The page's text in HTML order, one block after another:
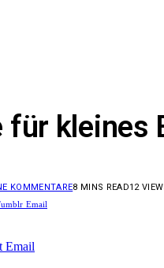
für kleines
KOMMENTARE8 MINS READ12
Email
Email